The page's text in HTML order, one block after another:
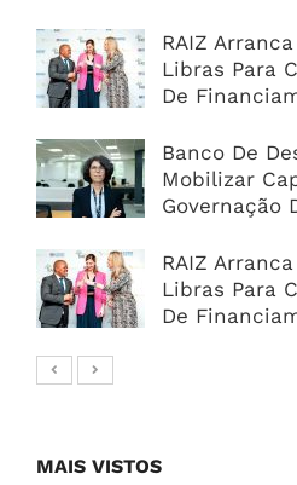
RAIZ
Libras Para
De
Banco De
Mobilizar
Governação
RAIZ
Libras Para
De
MAIS VISTOS